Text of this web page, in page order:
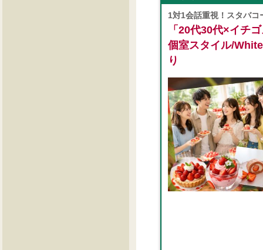
1対1会話重視！スタバコ
「20代30代×イチ
個室スタイル/
り